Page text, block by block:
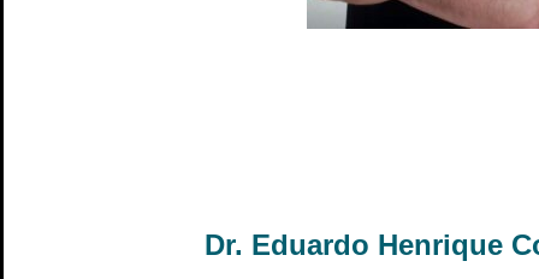
Dr. Eduardo Henrique